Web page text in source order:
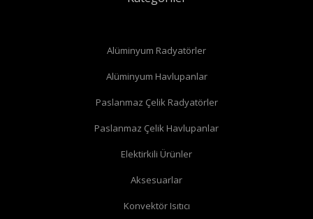
düz radyatör vanası
köşe radyatör vanası
Alüminyum Radyatörler
Alüminyum Havlupanlar
Paslanmaz Çelik Radyatörler
Paslanmaz Çelik Havlupanlar
Elektirkili Ürünler
Aksesuarlar
Konvektör Isıtıcı